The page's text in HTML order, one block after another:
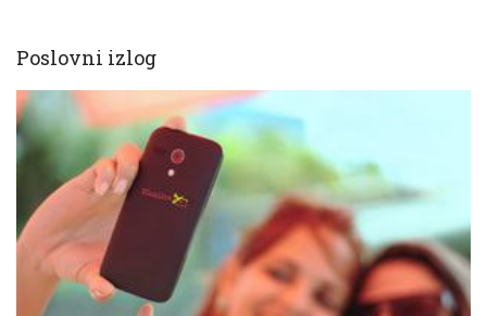
Poslovni izlog